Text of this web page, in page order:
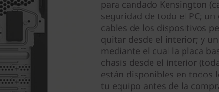
para candado Kensington
seguridad de todo el PC;
cables de los dispositivos
quitar desde el interior; y
mediante el cual la placa
chasis desde el interior
están disponibles en todos
tu equipo antes de la